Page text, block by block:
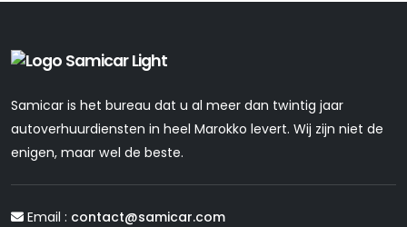
Samicar is het bureau dat u al meer dan twintig jaar
autoverhuurdiensten in heel Marokko levert. Wij zijn niet de
enigen, maar wel de beste.
Email : contact@samicar.com